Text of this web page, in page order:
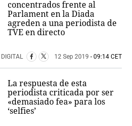
concentrados frente al
Parlament en la Diada
agreden a una periodista de
TVE en directo
DIGITAL 12 Sep 2019 - 09:14 CET
La respuesta de esta
periodista criticada por ser
«demasiado fea» para los
‘selfies’